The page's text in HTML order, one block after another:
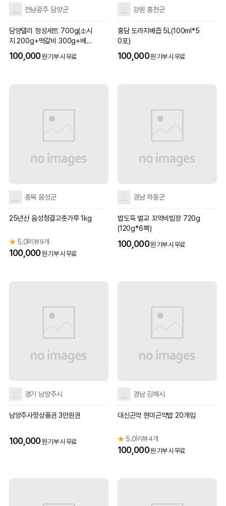
전남광주 담양군
담양델리 정성세트 700g(소시
지 200g+떡갈비 300g+베이
컨 100g+잠봉 100g)
100,000원 기부 시 무료
강원 홍천군
홍담 도라지배즙 5L(100ml*5
0포)
100,000원 기부 시 무료
충북 음성군
25년산 음성청결고춧가루 1kg
★5.0 리뷰 9개
100,000원 기부 시 무료
경남 하동군
밥도둑 벌교 꼬막비빔장 720g
(120g*6팩)
100,000원 기부 시 무료
경기 남양주시
남양주사랑상품권 3만원권
100,000원 기부 시 무료
경남 김해시
대신곤약 현미곤약밥 20개입
★ 5.0 리뷰 4개
100,000원 기부 시 무료